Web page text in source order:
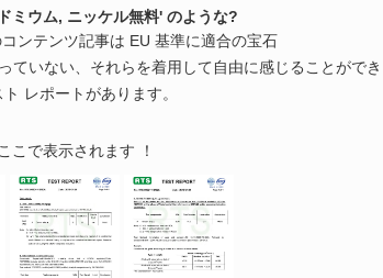
ミウム, ニッケル無料' のような?
ンテンツ記事は EU 基準に適合の宝石
ていない、それらを着用して自由に感じることがで
レポートがあります。
こで表示されます ！